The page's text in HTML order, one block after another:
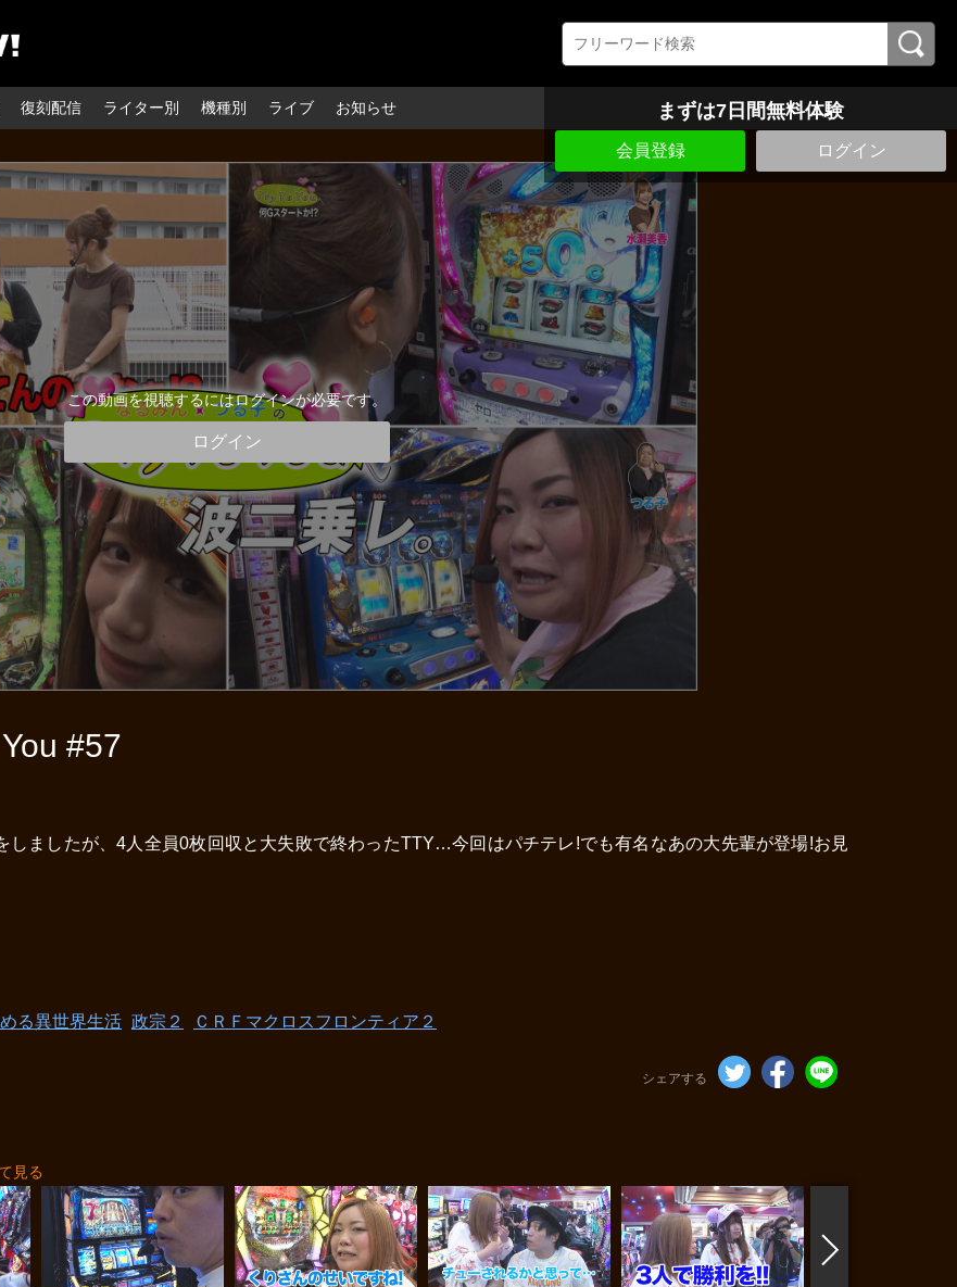
復刻配信 ライター別 機種別 ライブ お知らせ まずは7日間無料体験
会員登録 ログイン
この動画を視聴するにはログインが必要です。
ログイン
#57
しましたが、4人全員0枚回収と大失敗で終わったTTY…今回はパチテレ!でも有名なあの大先輩が登場!お見
る異世界生活 政宗２ ＣＲＦマクロスフロンティア２
シェアする
見る